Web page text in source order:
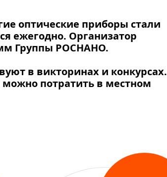
оптические приборы стали
ежегодно. Организатор
Группы РОСНАНО.
в викторинах и конкурсах.
потратить в местном